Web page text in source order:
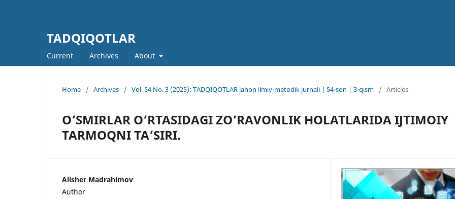
TADQIQOTLAR
Current Archives About
Home / Archives / Vol. 54 No. 3 (2025): TADQIQOTLAR jahon ilmiy-metodik jurnali | 54-son | 3-qism / Articles
O‘SMIRLAR O‘RTASIDAGI ZO‘RAVONLIK HOLATLARIDA IJTIMOIY
TARMOQNI TAʼSIRI.
Alisher Madrahimov
Author